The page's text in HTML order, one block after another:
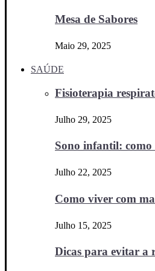
Mesa de Sabores
Maio 29, 2025
SAÚDE
Fisioterapia
Julho 29, 2025
Sono infantil:
Julho 22, 2025
Como viver com
Julho 15, 2025
Dicas para evitar a